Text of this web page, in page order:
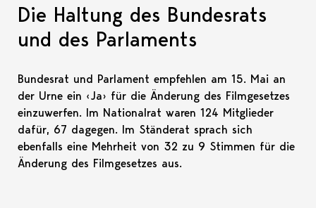
Die Haltung des Bundesrats
und des Parlaments
Bundesrat und Parlament empfehlen am 15. Mai an
der Urne ein ‹Ja› für die Änderung des Filmgesetzes
einzuwerfen. Im Nationalrat waren 124 Mitglieder
dafür, 67 dagegen. Im Ständerat sprach sich
ebenfalls eine Mehrheit von 32 zu 9 Stimmen für die
Änderung des Filmgesetzes aus.